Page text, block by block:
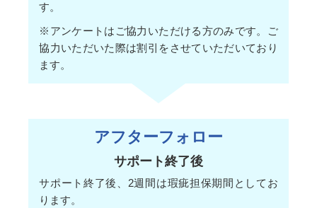
す。
※アンケートはご協力いただける方のみです。ご
協力いただいた際は割引をさせていただいており
ます。
アフターフォロー
サポート終了後
サポート終了後、2週間は瑕疵担保期間としてお
ります。